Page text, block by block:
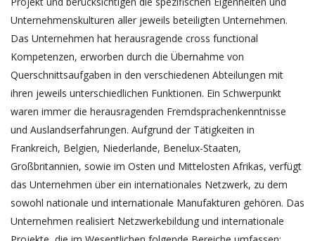
Unternehmenskulturen aller jeweils beteiligten Unternehmen.
Das Unternehmen hat herausragende cross functional
Kompetenzen, erworben durch die Übernahme von
Querschnittsaufgaben in den verschiedenen Abteilungen mit
ihren jeweils unterschiedlichen Funktionen. Ein Schwerpunkt
waren immer die herausragenden Fremdsprachenkenntnisse
und Auslandserfahrungen. Aufgrund der Tätigkeiten in
Frankreich, Belgien, Niederlande, Benelux-Staaten,
Großbritannien, sowie im Osten und Mittelosten Afrikas, verfügt
das Unternehmen über ein internationales Netzwerk, zu dem
sowohl nationale und internationale Manufakturen gehören. Das
Unternehmen realisiert Netzwerkebildung und internationale